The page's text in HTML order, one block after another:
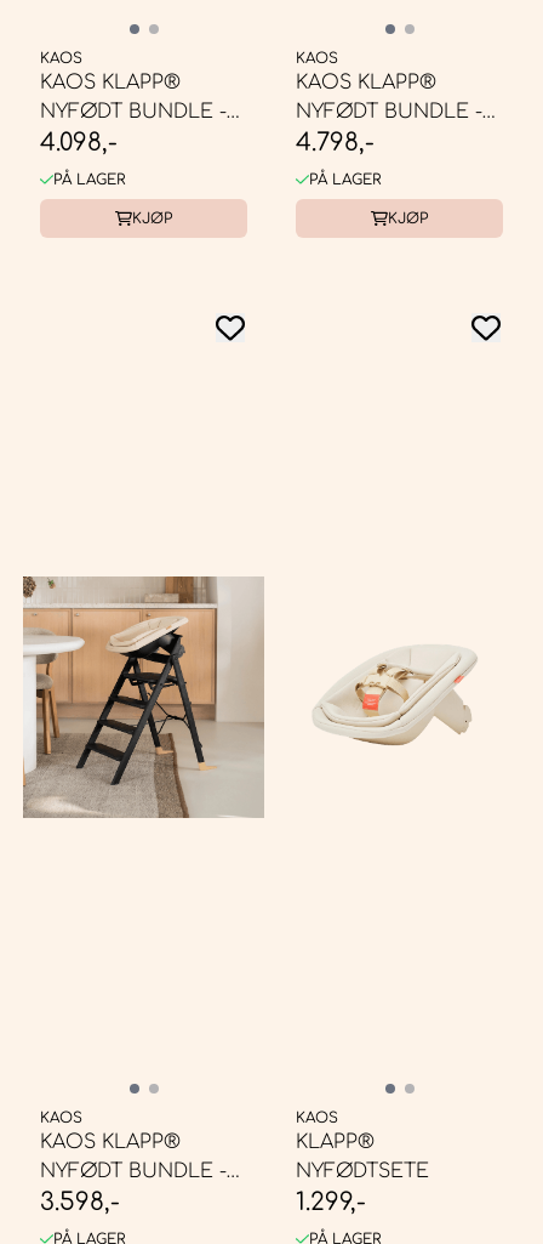
KAOS
KAOS KLAPP®
NYFØDT BUNDLE -
BARNESTOL BØK
NATUR
4.098,-
PÅ LAGER
KJØP
KAOS
KAOS KLAPP®
NYFØDT BUNDLE -
BARNESTOL EIK
NATUR
4.798,-
PÅ LAGER
KJØP
KAOS
KAOS KLAPP®
NYFØDT BUNDLE -
BARNESTOL
RESIRKULERT
3.598,-
PÅ LAGER
KAOS
KLAPP®
NYFØDTSETE
1.299,-
PÅ LAGER